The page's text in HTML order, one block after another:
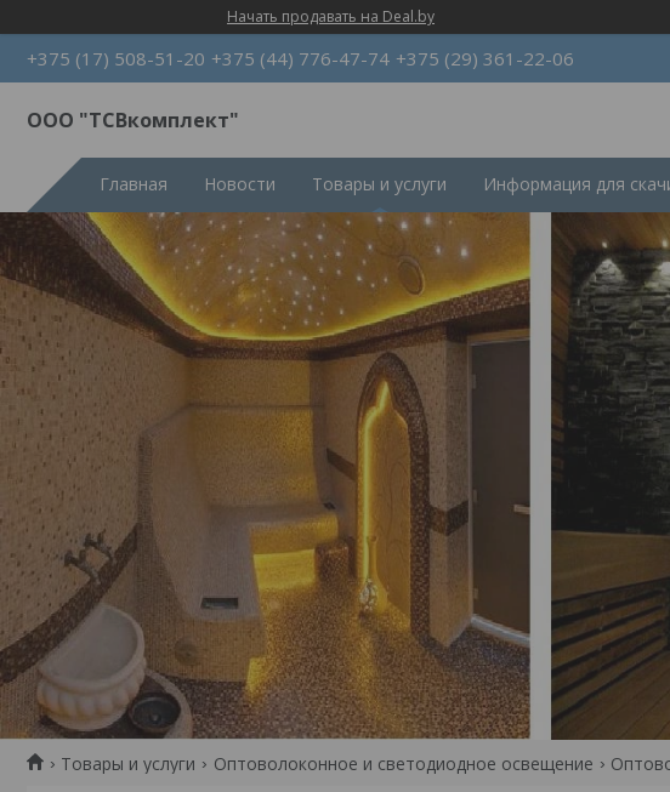
Начать продавать на Deal.by
+375 (17) 508-51-20 +375 (44) 776-47-74 +375 (29) 361-22-06
ООО "ТСВкомплект"
Главная Новости Товары и услуги Информация для
Товары и услуги Оптоволоконное и светодиодное освещение